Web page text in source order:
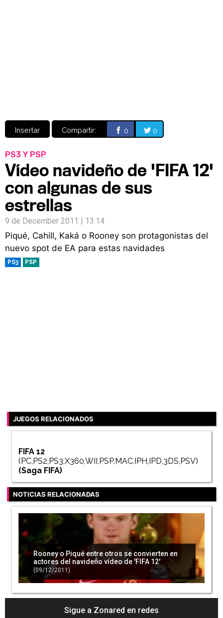
Insertar Compartir: 0 0
PS3 Y PSP
Vídeo navideño de 'FIFA 12'
con algunas de sus
estrellas
9 de December 2011 | 13:14
Piqué, Cahill, Kaká o Rooney son protagonistas del
nuevo spot de EA para estas navidades
PS3 PSP
JUEGOS RELACIONADOS
FIFA 12
(PC,PS2,PS3,X360,WII,PSP,MAC,IPH,IPD,3DS,PSV)
(Saga FIFA)
NOTICIAS RELACIONADAS
Rooney o Piqué entre otros se convierten en
actores del navideño vídeo de 'FIFA 12'
(09/12/2011)
Sigue a Zonared en redes